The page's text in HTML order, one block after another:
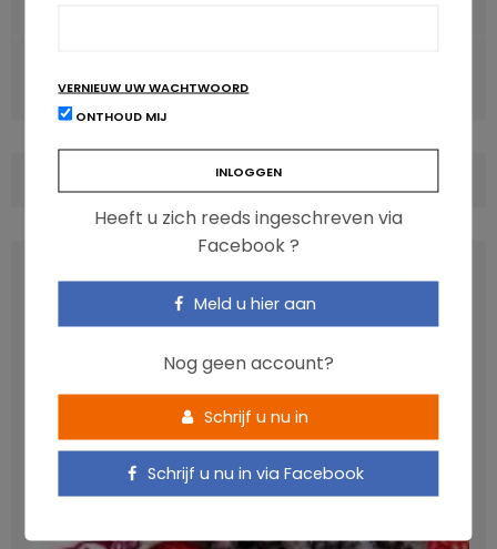
Calcium schaadt slagaders niet
VERNIEUW UW WACHTWOORD
ONTHOUD MIJ
Heeft u zich reeds ingeschreven via
Facebook ?
Meld u hier aan
Nog geen account?
Schrijf u nu in
Schrijf u nu in via Facebook